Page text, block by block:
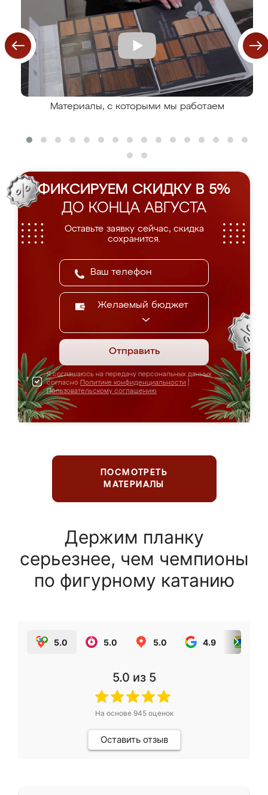
Материалы, с которыми мы работаем
ФИКСИРУЕМ СКИДКУ В 5%
ДО КОНЦА АВГУСТА
Оставьте заявку сейчас, скидка
сохранится.
Желаемый бюджет
Отправить
Я соглашаюсь на передачу персональных данных
согласно Политике конфиденциальности
Пользовательскому соглашению
ПОСМОТРЕТЬ
МАТЕРИАЛЫ
Держим планку
серьезнее, чем чемпионы
по фигурному катанию
5.0 5.0 5.0 4.9
5.0 из 5
На основе 945оценок
Оставить отзыв